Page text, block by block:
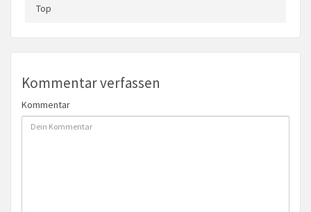
Top
Kommentar verfassen
Kommentar